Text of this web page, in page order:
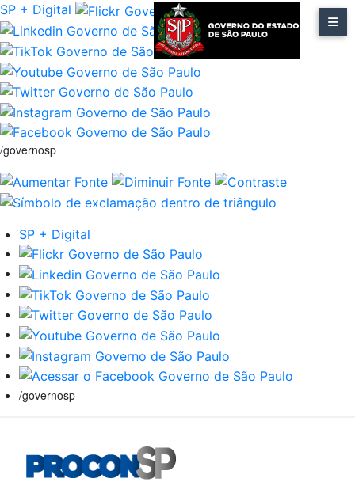
SP + Digital
/governosp
SP + Digital
/governosp